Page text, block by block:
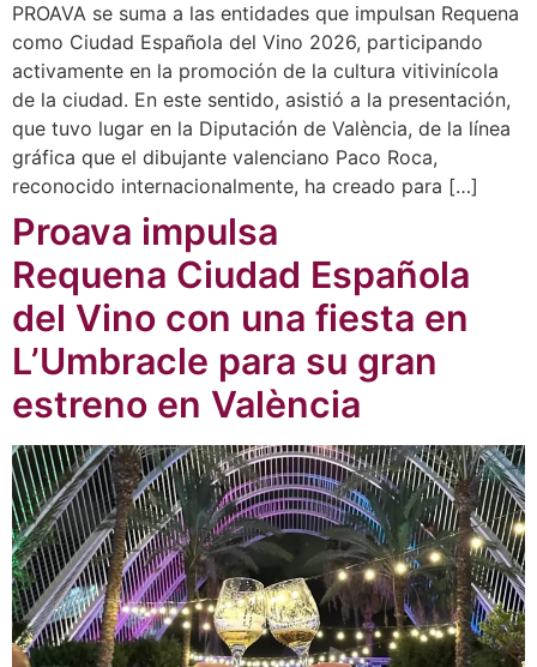
PROAVA se suma a las entidades que impulsan Requena
como Ciudad Española del Vino 2026, participando
activamente en la promoción de la cultura vitivinícola
de la ciudad. En este sentido, asistió a la presentación,
que tuvo lugar en la Diputación de València, de la línea
gráfica que el dibujante valenciano Paco Roca,
reconocido internacionalmente, ha creado para […]
Proava impulsa
Requena Ciudad Española
del Vino con una fiesta en
L’Umbracle para su gran
estreno en València